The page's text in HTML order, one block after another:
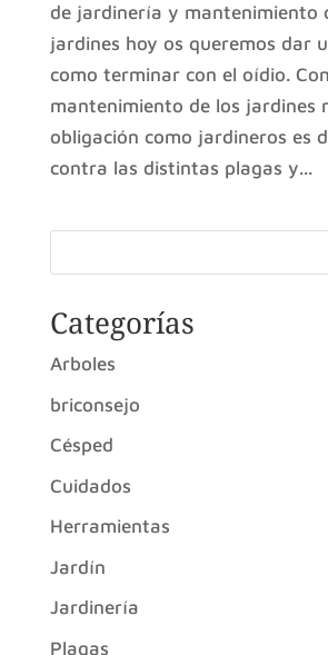
de jardinería y mantenimiento
jardines hoy os queremos dar
como terminar con el oídio.
mantenimiento de los jardines
obligación como jardineros es
contra las distintas plagas y...
Categorías
Arboles
briconsejo
Césped
Cuidados
Herramientas
Jardín
Jardinería
Plagas